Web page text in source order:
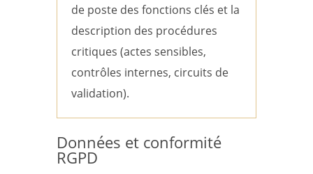
de poste des fonctions clés et la
description des procédures
critiques (actes sensibles,
contrôles internes, circuits de
validation).
Données et conformité
RGPD